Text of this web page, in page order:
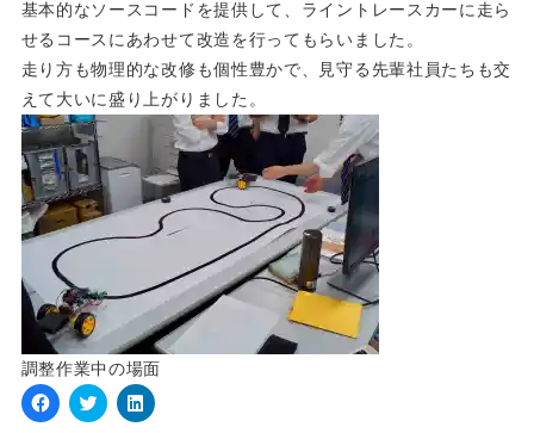
基本的なソースコードを提供して、 ライントレースカーに走ら
せるコースにあわせて改造を行ってもら いました。
走り方も物理的な改修も個性豊かで、
見守る先輩社員たちも交
えて大いに盛り上がりました。
調整作業中の場面
Facebook
ク ク